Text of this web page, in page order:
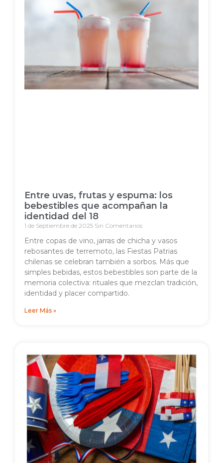
Entre uvas, frutas y espuma: los
bebestibles que acompañan la
identidad del 18
1 de Septiembre de 2025 Sin Comentarios
Entre copas de vino, jarras de chicha y vasos
rebosantes de terremoto, las Fiestas Patrias
chilenas se celebran también a sorbos. Más que
simples bebidas, estos bebestibles son parte de la
memoria colectiva: rituales que mezclan tradición,
identidad y placer compartido.
Leer Más »